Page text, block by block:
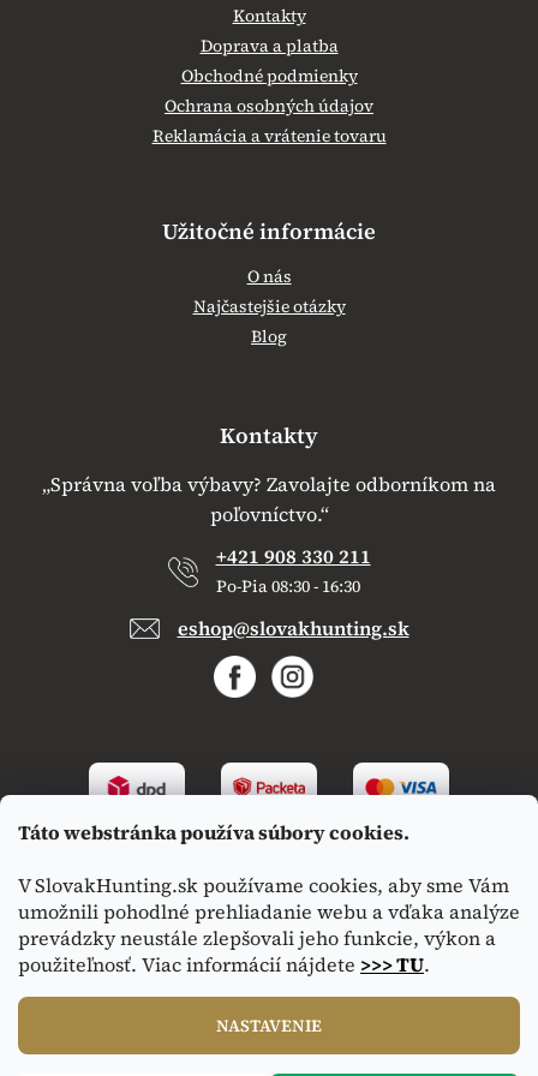
Táto webstránka používa súbory cookies.
V SlovakHunting.sk používame cookies, aby sme Vám
umožnili pohodlné prehliadanie webu a vďaka analýze
prevádzky neustále zlepšovali jeho funkcie, výkon a
použiteľnosť. Viac informácií nájdete >>> TU.
NASTAVENIE
Kontakty
Doprava a platba
Obchodné podmienky
Ochrana osobných údajov
Reklamácia a vrátenie tovaru
Užitočné informácie
O nás
Najčastejšie otázky
Blog
Kontakty
„Správna voľba výbavy? Zavolajte odborníkom na
poľovníctvo.“
+421 908 330 211
Po-Pia 08:30 - 16:30
eshop@slovakhunting.sk